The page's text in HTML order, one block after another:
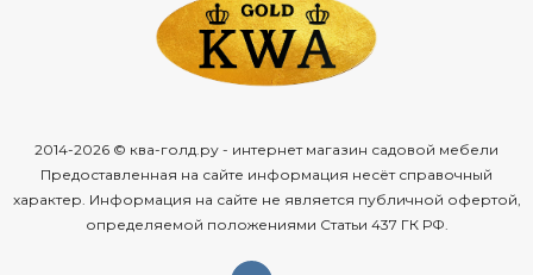
2014-2026 © ква-голд.ру - интернет магазин садовой мебели
Предоставленная на сайте информация несёт справочный
характер. Информация на сайте не является публичной офертой,
определяемой положениями Статьи 437 ГК РФ.